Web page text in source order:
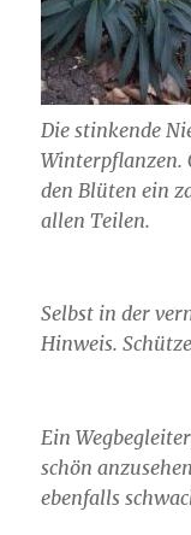
Die stinkende
Winterpflanzen.
den Blüten ein
allen Teilen.
Selbst in der
Hinweis.
Ein
schön
ebenfalls